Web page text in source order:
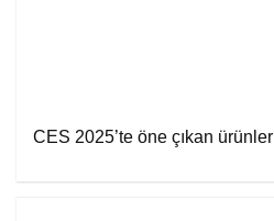
CES 2025’te öne çıkan ürünler